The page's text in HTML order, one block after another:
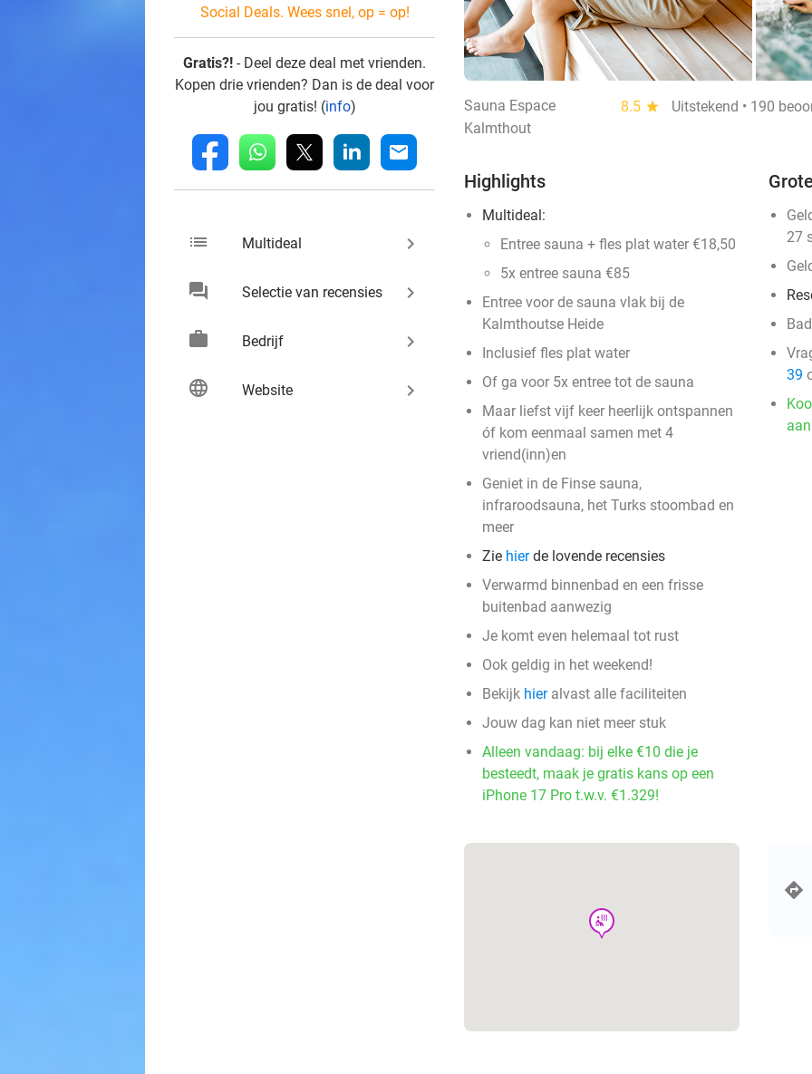
Social Deals. Wees snel, op = op!
Gratis?! - Deel deze deal met vrienden.
Kopen drie vrienden? Dan is de deal voor
jou gratis! (info)
fb whatsapp linkedin mail
list Multideal keyboard_arrow_right
chat Selectie van recensies keyboard_arrow_right
work Bedrijf keyboard_arrow_right
language Website keyboard_arrow_right
Sauna Espace 8.5 star
Uitstekend • 190
Kalmthout
Highlights
Multideal:
Entree sauna + fles plat water €18,50
5x entree sauna €85
Entree voor de sauna vlak bij de
Kalmthoutse Heide
Inclusief fles plat water
Of ga voor 5x entree tot de sauna
Maar liefst vijf keer heerlijk ontspannen
óf kom eenmaal samen met 4
vriend(inn)en
Geniet in de Finse sauna,
infraroodsauna, het Turks stoombad en
meer
Zie hierde lovende recensies
Verwarmd binnenbad en een frisse
buitenbad aanwezig
Je komt even helemaal tot rust
Ook geldig in het weekend!
Bekijk hieralvast alle faciliteiten
Jouw dag kan niet meer stuk
Alleen vandaag: bij elke €10 die je
besteedt, maak je gratis kans op een
iPhone 17 Pro t.w.v. €1.329!
27
39
wellness